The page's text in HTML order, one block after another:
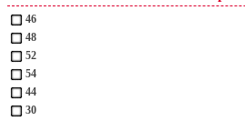
46
48
52
54
44
30